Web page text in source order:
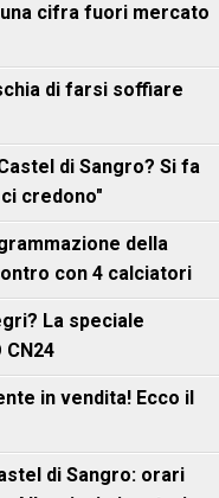
una cifra fuori mercato
di farsi soffiare
di Sangro? Si fa
credono"
della
con 4 calciatori
La speciale
in vendita! Ecco il
di Sangro: orari